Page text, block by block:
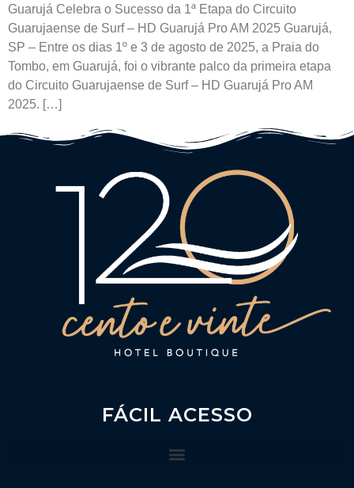
Guarujá Celebra o Sucesso da 1ª Etapa do Circuito
Guarujaense de Surf – HD Guarujá Pro AM 2025 Guarujá,
SP – Entre os dias 1º e 3 de agosto de 2025, a Praia do
Tombo, em Guarujá, foi o vibrante palco da primeira etapa
do Circuito Guarujaense de Surf – HD Guarujá Pro AM
2025. […]
FÁCIL ACESSO